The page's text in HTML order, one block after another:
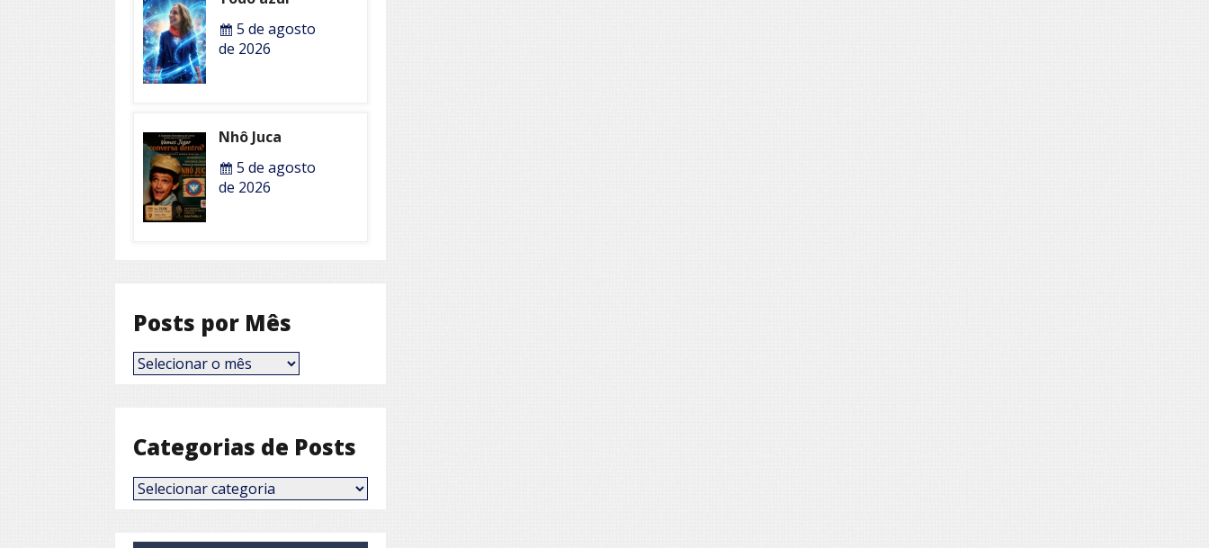
5 de agosto
de 2026
Nhô Juca
5 de agosto
de 2026
Posts por Mês
Posts
por
Categorias de Posts
Categorias
de